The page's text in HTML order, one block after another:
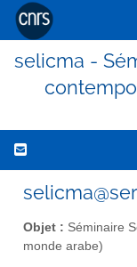
selicma -
Objet : Séminaire
monde arabe)